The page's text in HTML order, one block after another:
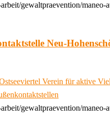
gewaltpraevention/
Neu-
Verein für aktive
gewaltpraevention/